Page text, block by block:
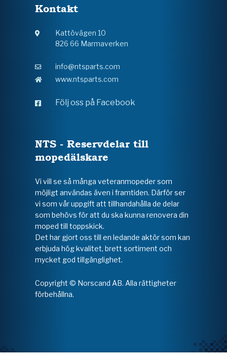
Kontakt
Kattövägen 10
826 66 Marmaverken
info@ntsparts.com
www.ntsparts.com
Följ oss på Facebook
NTS - Reservdelar till
mopedälskare
Vi vill se så många veteranmopeder som
möjligt användas även i framtiden. Därför ser
vi som vår uppgift att tillhandahålla de delar
som behövs för att du ska kunna renovera din
moped till toppskick.
Det har gjort oss till en ledande aktör som kan
erbjuda hög kvalitet, brett sortiment och
mycket god tillgänglighet.
Copyright © Norscand AB. Alla rättigheter
förbehållna.